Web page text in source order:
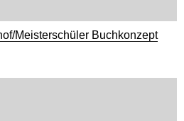
Meisterschüler Buchkonzept